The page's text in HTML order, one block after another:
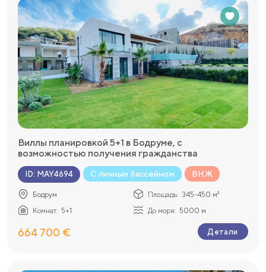
Виллы планировкой 5+1 в Бодруме, с
возможностью получения гражданства
ID: MAY4694 С личным бассейном ВНЖ
Бодрум Площадь: 345-450 м²
Комнат: 5+1 До моря: 5000 м
664 700 € Детали